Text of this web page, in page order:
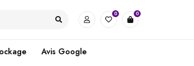
0 0
Avis Google